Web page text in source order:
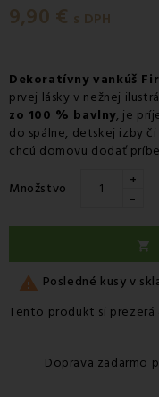
Utorok 11.08
Utorok 11.08 -
Streda 12.08 -
9,90 € s DPH
Dekoratívny vankúš
prvej lásky v nežnej
zo 100 % bavlny, je
do spálne, detskej izby
chcú domovu dodať
Množstvo +
-

 Posledné kusy v
Tento produkt si prezerá
Doprava zadarmo